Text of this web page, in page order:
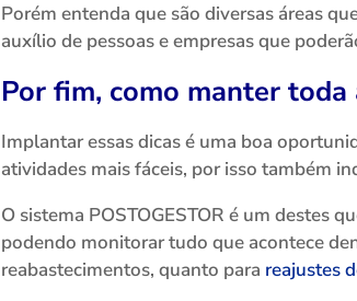
Porém entenda que são diversas áreas
auxílio de pessoas e empresas que
Por fim, como manter toda
Implantar essas dicas é uma boa
atividades mais fáceis, por isso também
O sistema POSTOGESTOR é um destes
podendo monitorar tudo que acontece
reabastecimentos, quanto para reajustes